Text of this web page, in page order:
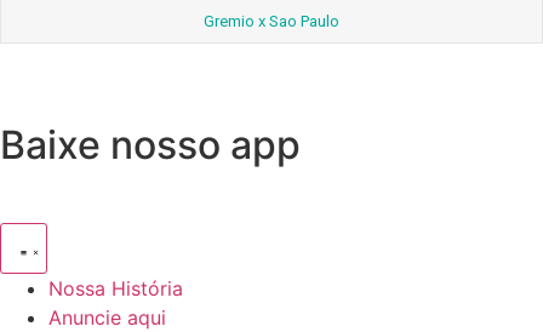
Gremio x Sao Paulo
Baixe nosso app
Nossa História
Anuncie aqui